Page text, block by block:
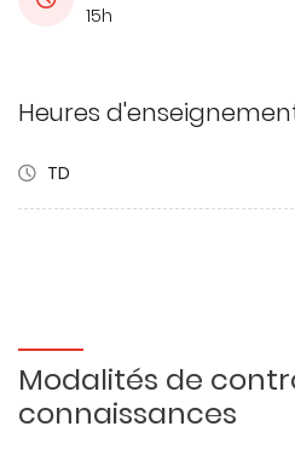
15h
Heures
TD
Modalités de
connaissances